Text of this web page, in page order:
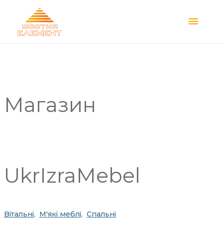
Main
Магазин
UkrIzraMebel
Вітальні М'які меблі Спальні